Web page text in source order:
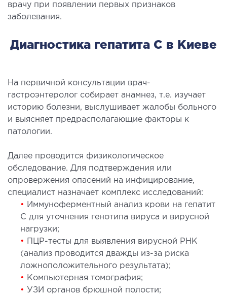
и гемосорбция
врачу при появлении первых признаков
заболевания.
Диагностика гепатита С в Киеве
На первичной консультации врач-
гастроэнтеролог собирает анамнез, т.е. изучает
историю болезни, выслушивает жалобы больного
и выясняет предрасполагающие факторы к
патологии.
Далее проводится физикологическое
обследование. Для подтверждения или
опровержения опасений на инфицирование,
специалист назначает комплекс исследований:
• Иммуноферментный анализ крови на гепатит
С для уточнения генотипа вируса и вирусной
нагрузки;
•
ПЦР-тесты для выявления вирусной РНК
(анализ проводится дважды из-за риска
ложноположительного результата);
• Компьютерная томография;
• УЗИ органов брюшной полости;